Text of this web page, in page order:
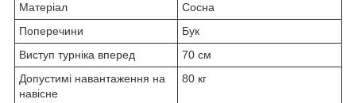
Матеріал
Сосна
Поперечини
Бук
Виступ турніка вперед
70 см
Допустимі навантаження на
навісне
80 кг